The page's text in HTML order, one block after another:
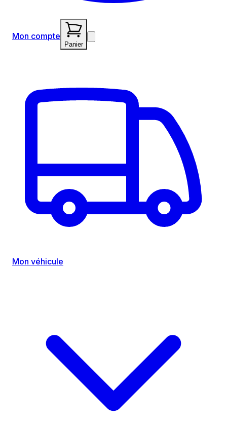
Mon compte
Panier
Mon véhicule